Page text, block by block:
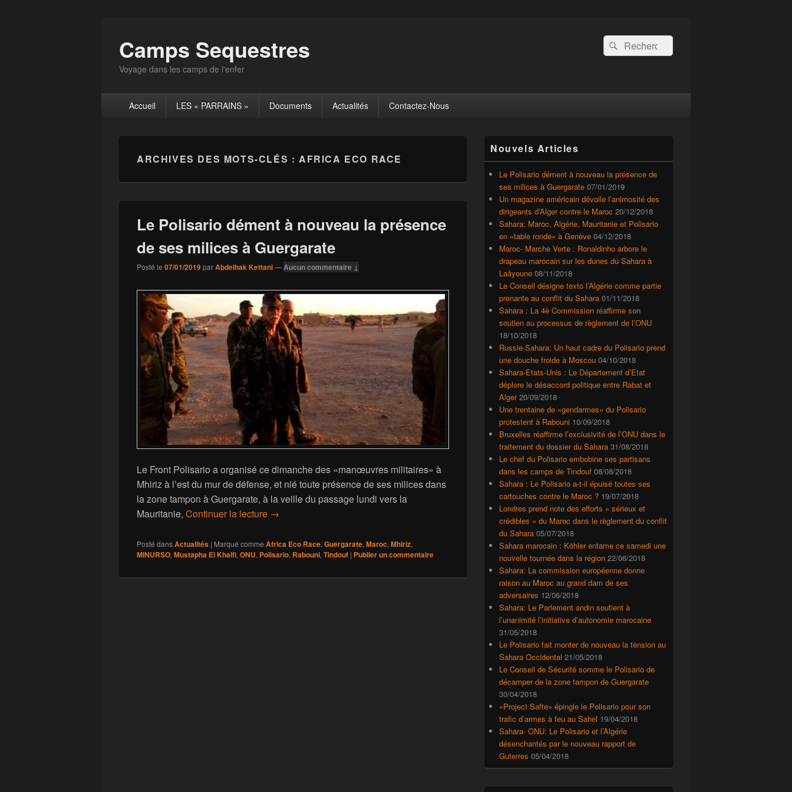
Camps Sequestres
Voyage dans les camps de l'enfer
Recherche :
Rechercher
principalAccueil LES « PARRAINS » Documents Actualités Contactez-Nous
ARCHIVES DES MOTS-CLÉS :AFRICA ECO RACE
Le Polisario dément à nouveau la présence
de ses milices à Guergarate
Posté le 07/01/2019parAbdelhak Kettani—Aucun commentaire ↓
Le Front Polisario a organisé ce dimanche des «manœuvres militaires» à
Mhiriz à l’est du mur de défense, et nié toute présence de ses milices dans
la zone tampon à Guergarate, à la veille du passage lundi vers la
Mauritanie, Continuer la lecture Le Polisario dément à nouveau la présence de ses milices à Guergarate
→
Posté dansActualités | Marqué comme Africa Eco Race, Guergarate, Maroc, Mhiriz,
MINURSO, Mustapha El Khalfi, ONU, Polisario, Rabouni, Tindouf | Publier un commentaire
principale
de
widget
barre
latérale
Nouvels Articles
Le Polisario dément à nouveau la présence de
ses milices à Guergarate 07/01/2019
Un magazine américain dévoile l’animosité des
dirigeants d’Alger contre le Maroc 20/12/2018
Sahara: Maroc, Algérie, Mauritanie et Polisario
en «table ronde» à Genève 04/12/2018
Maroc- Marche Verte : Ronaldinho arbore le
drapeau marocain sur les dunes du Sahara à
Laâyoune 08/11/2018
Le Conseil désigne texto l’Algérie comme partie
prenante au conflit du Sahara 01/11/2018
Sahara : La 4è Commission réaffirme son
soutien au processus de règlement de l’ONU
18/10/2018
Russie-Sahara: Un haut cadre du Polisario prend
une douche froide à Moscou 04/10/2018
Sahara-Etats-Unis : Le Département d’Etat
déplore le désaccord politique entre Rabat et
Alger 20/09/2018
Une trentaine de «gendarmes» du Polisario
protestent à Rabouni 10/09/2018
Bruxelles réaffirme l’exclusivité de l’ONU dans le
traitement du dossier du Sahara 31/08/2018
Le chef du Polisario embobine ses partisans
dans les camps de Tindouf 08/08/2018
Sahara : Le Polisario a-t-il épuisé toutes ses
cartouches contre le Maroc ? 19/07/2018
Londres prend note des efforts « sérieux et
crédibles » du Maroc dans le règlement du conflit
du Sahara 05/07/2018
Sahara marocain : Köhler entame ce samedi une
nouvelle tournée dans la région 22/06/2018
Sahara: La commission européenne donne
raison au Maroc au grand dam de ses
adversaires 12/06/2018
Sahara: Le Parlement andin soutient à
l’unanimité l’initiative d’autonomie marocaine
31/05/2018
Le Polisario fait monter de nouveau la tension au
Sahara Occidental 21/05/2018
Le Conseil de Sécurité somme le Polisario de
décamper de la zone tampon de Guergarate
30/04/2018
«Project Safte» épingle le Polisario pour son
trafic d’armes à feu au Sahel 19/04/2018
Sahara- ONU: Le Polisario et l’Algérie
désenchantés par le nouveau rapport de
Guterres 05/04/2018